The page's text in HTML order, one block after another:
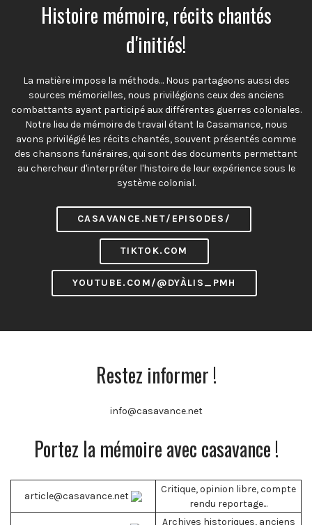
Histoire mémoire, récits chantés
d'initiés!
La matière impose la méthode… Nous partageons aussi des
sources mémorielles, nous privilégions ceux des anciens
combattants ayant participé aux différentes guerres coloniales.
Notre lieu de mémoire de travail étant la Casamance, nous
avons privilégié les récits chantés, souvent présentés comme
des chansons funéraires, qui sont des documents permettant
au chercheur d'interpréter l'histoire de leur expérience sous le
système colonial.
CASAVANCE.NET/EPISODES/
TIKTOK.COM
YOUTUBE.COM/@DYÀLIS_PMH
Restez informer !
info@casavance.net
Portez la mémoire avec casavance !
article@casavance.net
Critique, opinion libre, compte
rendu reportage...
Archives historiques, anciens